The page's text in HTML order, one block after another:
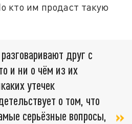
кто им продаст такую
друг с
и ни о чём из их
утечек
о том, что
серьёзные вопросы,